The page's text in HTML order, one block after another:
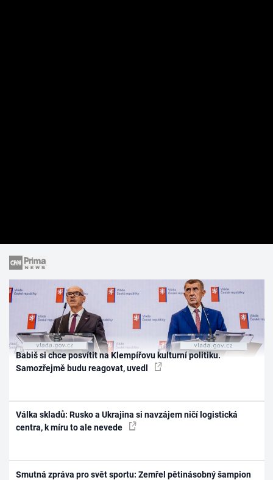
Babiš si chce posvítit na Klempířovu kulturní politiku.
Samozřejmě budu reagovat, uvedl
Válka skladů: Rusko a Ukrajina si navzájem ničí logistická
centra, k míru to ale nevede
Smutná zpráva pro svět sportu: Zemřel pětinásobný šampion